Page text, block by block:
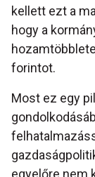
kellett ezt a
hogy a
forintot.
Most ez egy
egyelőre nem